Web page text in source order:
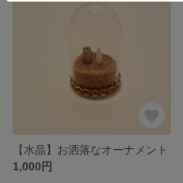
【水晶】お洒落なオーナメント
1,000円